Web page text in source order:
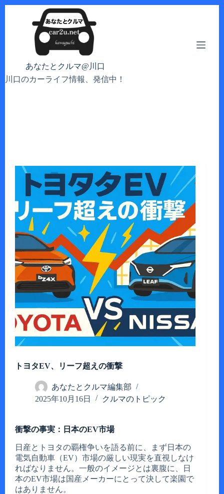
キ
あなたとクルマ@川口
川口のカーライフ情報、発信中！
トヨタEV、リーフ超えの衝撃
あなたとクルマ編集部
2025年10月16日
クルマのトピック
衝撃の事実：日本のEV市場
日産とトヨタの覇権争いを語る前に、まず日本の
電気自動車（EV）市場の厳しい現実を直視しなけ
ればなりません。一般のイメージとは裏腹に、日
本のEV市場は国産メーカーにとって決して楽園で
はありません。